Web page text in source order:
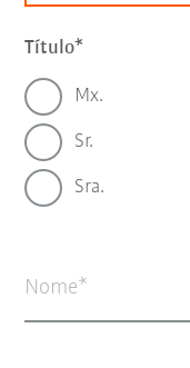
Título
Mx.
Sr.
Sra.
Nome